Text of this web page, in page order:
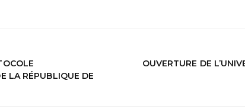
LA RÉPUBLIQUE DE
OUVERTURE DE